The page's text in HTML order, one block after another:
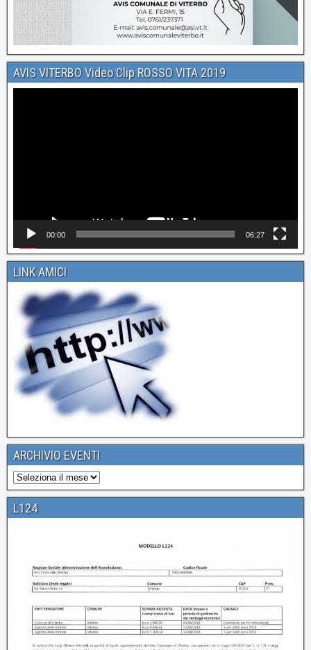
AVIS VITERBO Video Clip ROSSO VITA 2019
00:00 06:27
LINK AMICI
ARCHIVIO EVENTI
L124